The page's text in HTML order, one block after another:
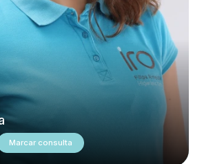
Marcar consulta